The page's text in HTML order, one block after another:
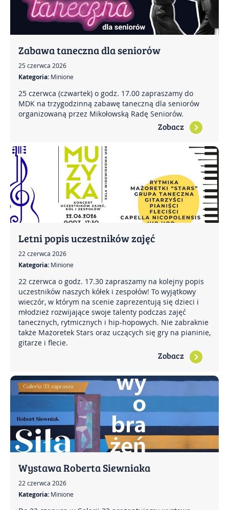
Zabawa taneczna dla seniorów
25 czerwca 2026
Kategoria: Minione
25 czerwca (czwartek) o godz. 17.00 zapraszamy do
MDK na trzygodzinną zabawę taneczną dla seniorów
organizowaną przez Mikołowską Radę Seniorów.
Zobacz
Letni popis uczestników zajęć
22 czerwca 2026
Kategoria: Minione
22 czerwca o godz. 17.30 zapraszamy na kolejny popis
uczestników naszych kółek i zespołów! To wyjątkowy
wieczór, w którym na scenie zaprezentują się dzieci i
młodzież rozwijające swoje talenty podczas zajęć
tanecznych, rytmicznych i hip-hopowych. Nie zabraknie
także Mażoretek Stars oraz uczących się gry na pianinie,
gitarze i flecie.
Zobacz
Wystawa Roberta Siewniaka
22 czerwca 2026
Kategoria: Minione